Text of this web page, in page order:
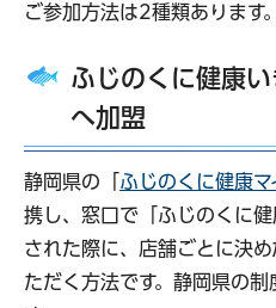
ご参加方法は2種類あります。
ふじのくに健康
へ加盟
静岡県の「ふじのくに健康
携し、窓口で「ふじのくに
された際に、店舗ごとに決
ただく方法です。静岡県の